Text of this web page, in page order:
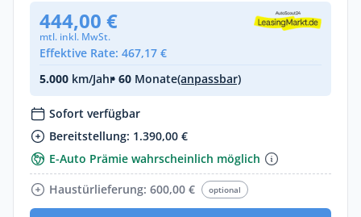
444,00 €
mtl. inkl. MwSt.
Effektive Rate: 467,17 €
5.000 km/Jahr• 60 Monate(anpassbar)
Sofort verfügbar
Bereitstellung: 1.390,00 €
E-Auto Prämie wahrscheinlich möglich
Haustürlieferung: 600,00 €
optional